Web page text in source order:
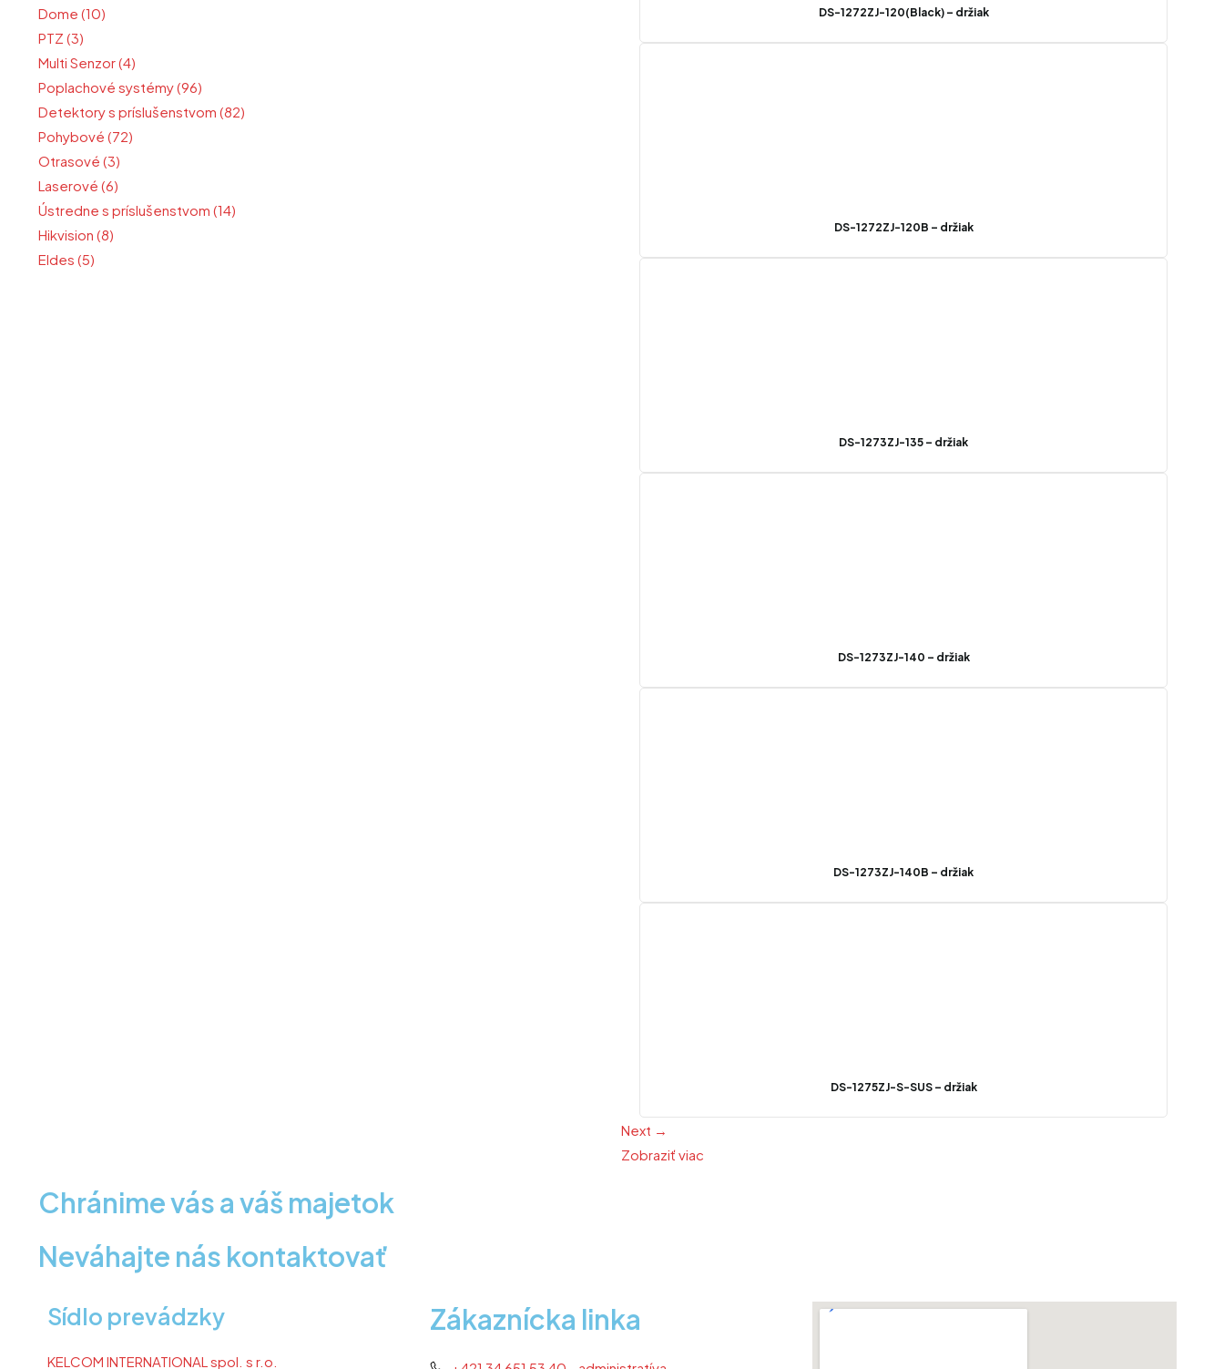
Dome (10)
PTZ (3)
Multi Senzor (4)
Poplachové systémy (96)
Detektory s príslušenstvom (82)
Pohybové (72)
Otrasové (3)
Laserové (6)
Ústredne s príslušenstvom (14)
Hikvision (8)
Eldes (5)
DS-1272ZJ-120(Black) – držiak
DS-1272ZJ-120B – držiak
DS-1273ZJ-135 – držiak
DS-1273ZJ-140 – držiak
DS-1273ZJ-140B – držiak
DS-1275ZJ-S-SUS – držiak
Next →
Zobraziť viac
Chránime vás a váš majetok
Neváhajte nás kontaktovať
Sídlo prevádzky
KELCOM INTERNATIONAL spol. s r.o.
Zákaznícka linka